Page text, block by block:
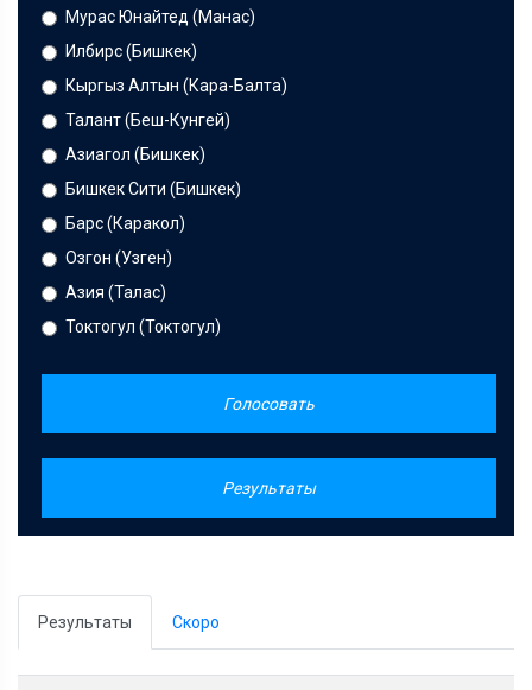
Мурас Юнайтед (Манас)
Илбирс (Бишкек)
Кыргыз Алтын (Кара-Балта)
Талант (Беш-Кунгей)
Азиагол (Бишкек)
Бишкек Сити (Бишкек)
Барс (Каракол)
Озгон (Узген)
Азия (Талас)
Токтогул (Токтогул)
Голосовать
Результаты
Результаты Скоро